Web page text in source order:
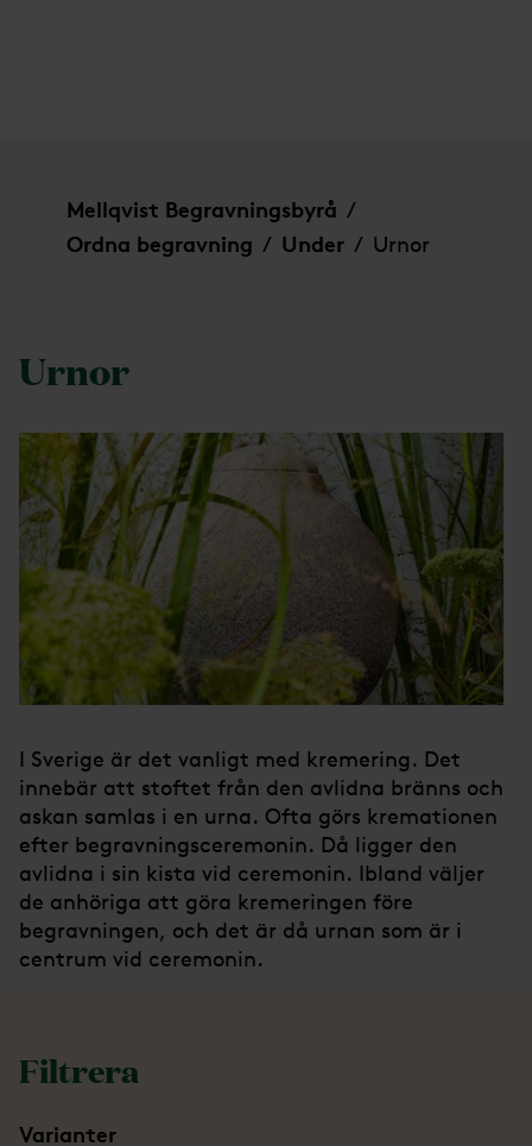
Mellqvist Begravningsbyrå /
Ordna begravning / Under / Urnor
Urnor
I Sverige är det vanligt med kremering. Det
innebär att stoftet från den avlidna bränns och
askan samlas i en urna. Ofta görs kremationen
efter begravningsceremonin. Då ligger den
avlidna i sin kista vid ceremonin. Ibland väljer
de anhöriga att göra kremeringen före
begravningen, och det är då urnan som är i
centrum vid ceremonin.
Filtrera
Varianter